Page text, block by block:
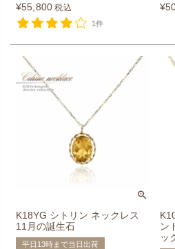
¥55,800 税込
1件
¥
K18YG シトリン ネックレス
11月の誕生石
平日13時まで当日出荷
ン
ッ